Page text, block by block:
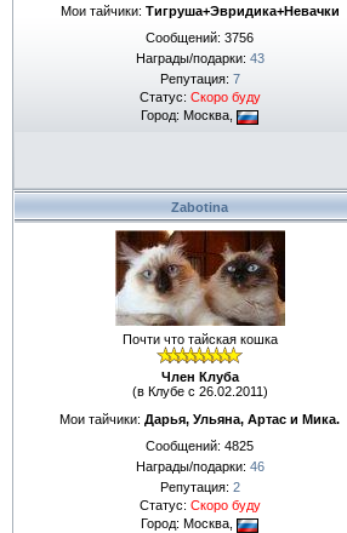
Мои тайчики: Тигруша+Эвридика+Невачки
Сообщений: 3756
Награды/подарки: 43
Репутация: 7
Статус: Скоро буду
Город: Москва,
Zabotina
Почти что тайская кошка
Член Клуба
(в Клубе с 26.02.2011)
Мои тайчики: Дарья, Ульяна, Артас и Мика.
Сообщений: 4825
Награды/подарки: 46
Репутация: 2
Статус: Скоро буду
Город: Москва,